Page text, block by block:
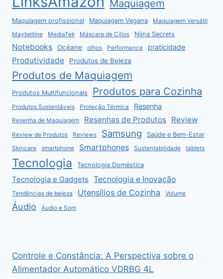
Maquiagem
Maquiagem profissional Maquiagem Vegana
Maquiagem Versátil
Maybelline
MediaTek Máscara de Cílios Niina Secrets
Notebooks Océane olhos Performance praticidade
Produtividade Produtos de Beleza
Produtos de Maquiagem
Produtos Multifuncionais Produtos para Cozinha
Produtos Sustentáveis Proteção Térmica Resenha
Resenha de Maquiagem Resenhas de Produtos Review
Review de Produtos Reviews Samsung Saúde e Bem-Estar
Skincare smartphone Smartphones Sustentabilidade tablets
Tecnologia Tecnologia Doméstica
Tecnologia e Gadgets Tecnologia e Inovação
Tendências de beleza Utensílios de Cozinha Volume
Áudio Áudio e Som
Controle e Constância: A Perspectiva sobre o
Alimentador Automático VDRBG 4L